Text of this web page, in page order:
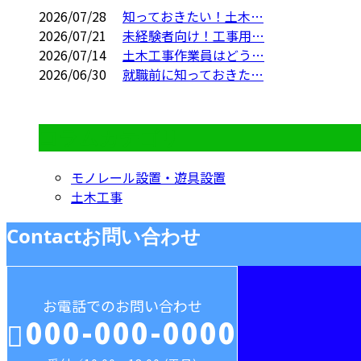
2026/07/28
知っておきたい！土木…
2026/07/21
未経験者向け！工事用…
2026/07/14
土木工事作業員はどう…
2026/06/30
就職前に知っておきた…
モノレール設置・遊具設置
土木工事
Contactお問い合わせ
お電話でのお問い合わせ
000-000-0000